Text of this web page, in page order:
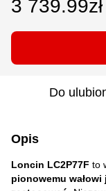
3
Do
Opis
Loncin LC2P77F to
pionowemu